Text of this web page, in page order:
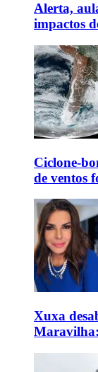
Alerta,
impactos
Ciclone-
de ventos
Xuxa